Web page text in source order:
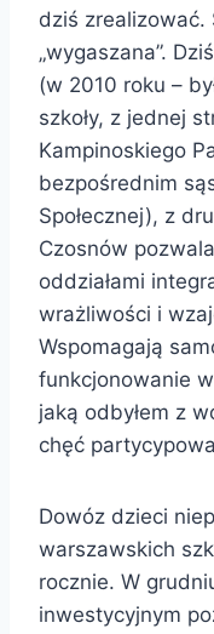
dziś zrealizować.
„wygaszana”.
(w 2010 roku –
szkoły, z jednej
Kampinoskiego
bezpośrednim
Społecznej), z
Czosnów
oddziałami
wrażliwości i
Wspomagają
funkcjonowanie
jaką odbyłem z
chęć
Dowóz dzieci
warszawskich
rocznie. W
inwestycyjnym